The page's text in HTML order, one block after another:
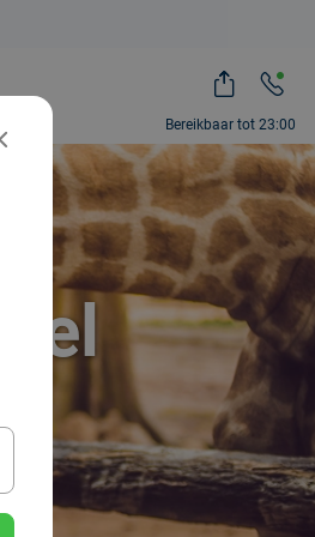
Bereikbaar tot 23:00